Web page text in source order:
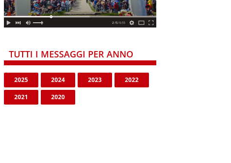
TUTTI I MESSAGGI PER ANNO
2025 2024 2023 2022
2021 2020